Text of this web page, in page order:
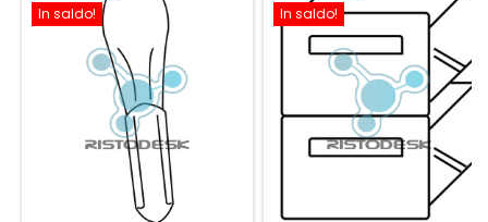
In saldo!
In saldo!